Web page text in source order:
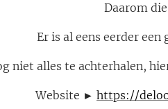
Daarom
Er is al eens eerder een
niet alles te achterhalen,
Website ► https://